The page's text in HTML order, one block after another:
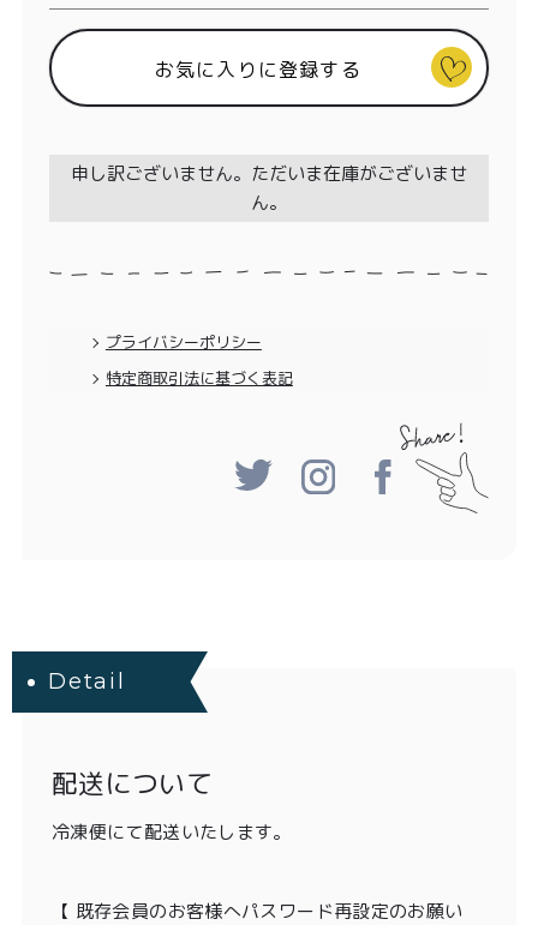
お気に入りに登録する
申し訳ございません。ただいま在庫がございませ
ん。
プライバシーポリシー
特定商取引法に基づく表記
Detail
配送について
冷凍便にて配送いたします。
【 既存会員のお客様へパスワード再設定のお願い